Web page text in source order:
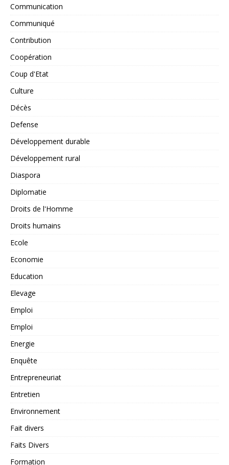
Communication
Communiqué
Contribution
Coopération
Coup d'Etat
Culture
Décès
Defense
Développement durable
Développement rural
Diaspora
Diplomatie
Droits de l'Homme
Droits humains
Ecole
Economie
Education
Elevage
Emploi
Emploi
Energie
Enquête
Entrepreneuriat
Entretien
Environnement
Fait divers
Faits Divers
Formation